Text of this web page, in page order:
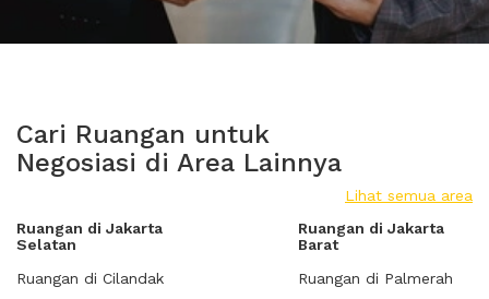
Cari Ruangan untuk
Negosiasi di Area Lainnya
Lihat semua area
Ruangan di Jakarta
Selatan
Ruangan di Cilandak
Ruangan di Jakarta
Barat
Ruangan di Palmerah